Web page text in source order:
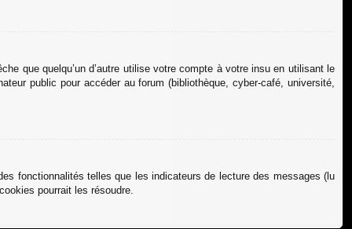
que quelqu’un d’autre utilise votre compte à votre insu en utilisant le
public pour accéder au forum (bibliothèque, cyber-café, université,
fonctionnalités telles que les indicateurs de lecture des messages (lu
pourrait les résoudre.